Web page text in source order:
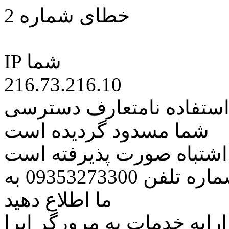
خطای شماره 2
IP شما
216.73.216.10
نامتعارف دسترسی
شما مسدود گردیده است
اشتباه صورت پذیرفته است
مراتب این مسئله را از طریق شماره تلفن 09353273300 به
ما اطلاع دهید
خدمات به مرورگر اپرا